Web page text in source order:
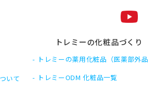
トレミーの化粧品づくり
いて
トレミーの薬用化粧品 （医薬部外品
トレミーODM 化粧品一覧